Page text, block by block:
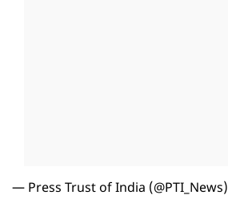
— Press Trust of India (@PTI_News)